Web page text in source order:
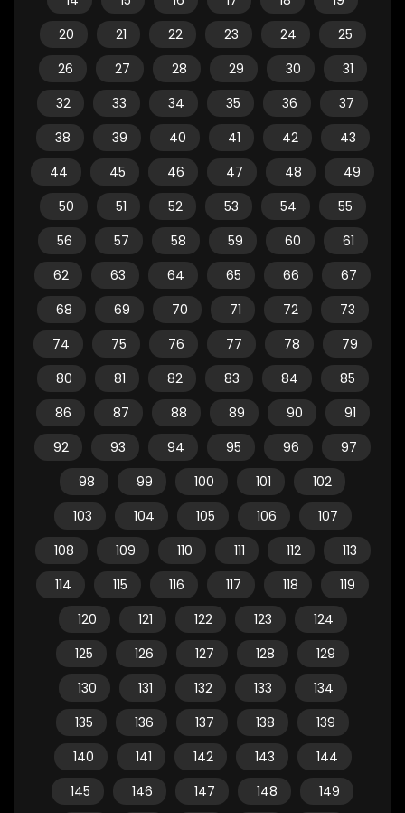
20
21 22 23 24
25
26
27 28 29 30
31
32
33 34 35 36
37
38
39 40 41 42
43
44
45 46 47 48
49
50
51 52 53 54
55
56
57 58 59 60
61
62
63 64 65 66
67
68
69 70 71 72
73
74
75 76 77 78
79
80
81 82 83 84
85
86
87 88 89 90
91
92
93 94 95 96
97
98
99 100 101
102
103
104 105 106
107
108
109 110 111 112
113
114
115 116 117 118
119
120
121 122 123
124
125
126 127 128
129
130
131 132 133
134
135
136 137 138
139
140
141 142 143
144
145
146 147 148
149